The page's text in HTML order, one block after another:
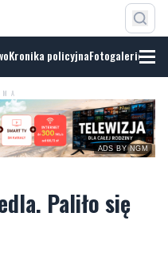
Kronika policyjnaFotogalerie
ADS BY NGM
Paliło się